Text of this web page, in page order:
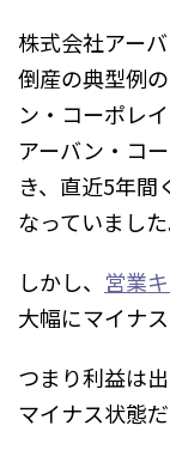
株式会社アー
倒産の典型例
ン・コーポレ
アーバン・コ
き、直近5年間
なっていました
しかし、 営業
大幅にマイナ
つまり利益は
マイナス状態